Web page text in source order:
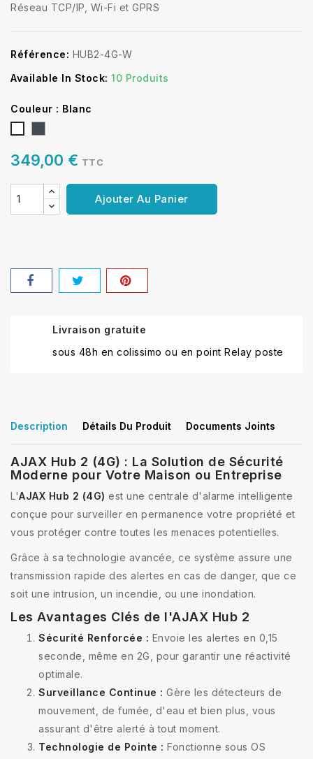
Réseau TCP/IP, Wi-Fi et GPRS
Référence: HUB2-4G-W
Available In Stock: 10 Produits
Couleur : Blanc
349,00 € TTC
Ajouter Au Panier
Livraison gratuite
sous 48h en colissimo ou en point Relay poste
Description Détails Du Produit Documents Joints
AJAX Hub 2 (4G) : La Solution de Sécurité
Moderne pour Votre Maison ou Entreprise
L'AJAX Hub 2 (4G) est une centrale d'alarme intelligente
conçue pour surveiller en permanence votre propriété et
vous protéger contre toutes les menaces potentielles.
Grâce à sa technologie avancée, ce système assure une
transmission rapide des alertes en cas de danger, que ce
soit une intrusion, un incendie, ou une inondation.
Les Avantages Clés de l'AJAX Hub 2
Sécurité Renforcée : Envoie les alertes en 0,15
seconde, même en 2G, pour garantir une réactivité
optimale.
Surveillance Continue : Gère les détecteurs de
mouvement, de fumée, d'eau et bien plus, vous
assurant d'être alerté à tout moment.
Technologie de Pointe : Fonctionne sous OS